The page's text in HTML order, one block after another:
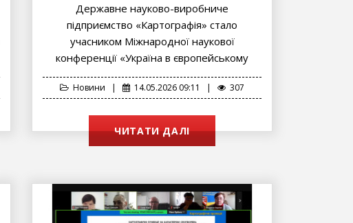
Державне науково-виробниче
підприємство «Картографія» стало
учасником Міжнародної наукової
конференції «Україна в європейському
культурному просторі XVI–XVIII ст. (з
нагоди 425-річчя від...
Новини | 14.05.2026 09:11 | 307
ЧИТАТИ ДАЛІ